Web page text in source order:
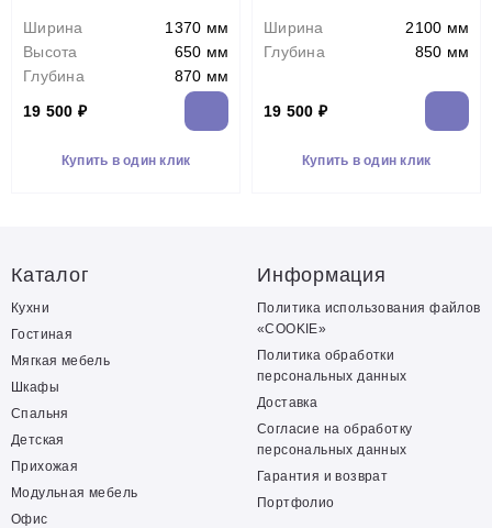
Ширина
1370 мм
Высота
650 мм
Глубина
870 мм
19 500 ₽
Купить в один клик
Ширина
2100 мм
Глубина
850 мм
19 500 ₽
Купить в один клик
Каталог
Кухни
Гостиная
Мягкая мебель
Шкафы
Спальня
Детская
Прихожая
Модульная мебель
Офис
Информация
Политика использования файлов
«COOKIE»
Политика обработки
персональных данных
Доставка
Согласие на обработку
персональных данных
Гарантия и возврат
Портфолио